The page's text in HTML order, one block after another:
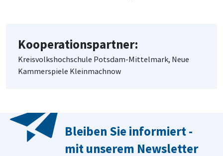
Kooperationspartner:
Kreisvolkshochschule Potsdam-Mittelmark, Neue
Kammerspiele Kleinmachnow
Bleiben Sie informiert -
mit unserem Newsletter